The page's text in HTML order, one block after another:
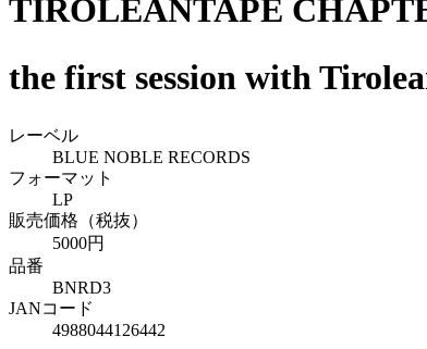
TIROLEANTAPE
the first session with
レーベル
BLUE NOBLE RECORDS
フォーマット
LP
販売価格（税抜）
5000円
品番
BNRD3
JANコード
4988044126442